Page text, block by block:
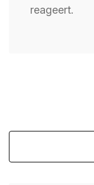
reageert.